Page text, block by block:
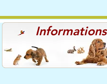
Informations